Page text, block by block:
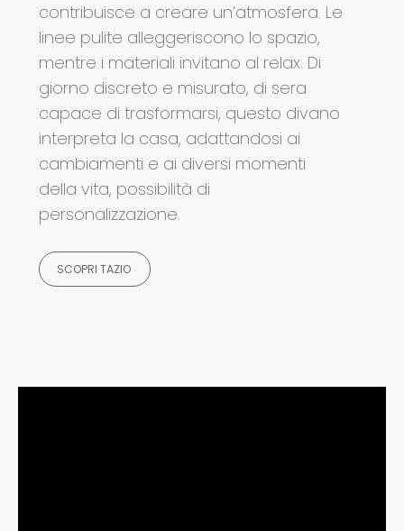
contribuisce a creare un’atmosfera. Le
linee pulite alleggeriscono lo spazio,
mentre i materiali invitano al relax. Di
giorno discreto e misurato, di sera
capace di trasformarsi, questo divano
interpreta la casa, adattandosi ai
cambiamenti e ai diversi momenti
della vita, possibilità di
personalizzazione.
SCOPRI TAZIO